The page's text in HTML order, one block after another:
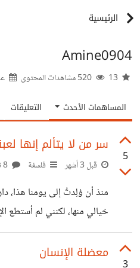
الرئيسية
Amine0904
المساهمات الأحدث التعليقات
5
سر من لا يتألم إنها
قبل 3 أشهر فلسفة
منذ أن وُلِدتُ إلى يومنا هذا،
خيالي منها، لكنني لم أستطع
والعالم لم يُعجبني على ولا
كانت تفاهةً فلماذا لم
معضلة الإنسان